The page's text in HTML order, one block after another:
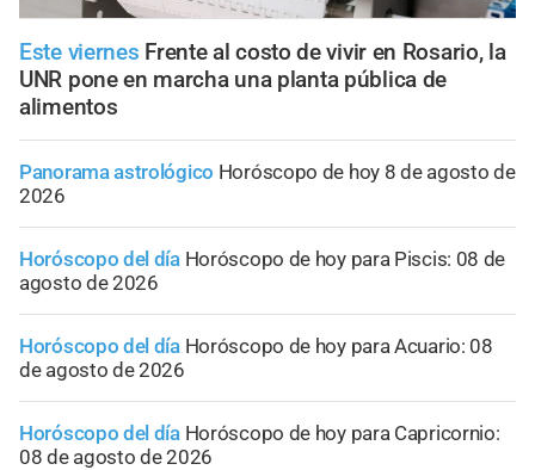
Este viernes Frente al costo de vivir en Rosario, la
UNR pone en marcha una planta pública de
alimentos
Panorama astrológico Horóscopo de hoy 8 de agosto de
2026
Horóscopo del día Horóscopo de hoy para Piscis: 08 de
agosto de 2026
Horóscopo del día Horóscopo de hoy para Acuario: 08
de agosto de 2026
Horóscopo del día Horóscopo de hoy para Capricornio:
08 de agosto de 2026